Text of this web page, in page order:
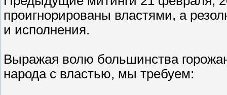
проигнорированы властями, а
и исполнения.
Выражая волю большинства
народа с властью, мы требуем: